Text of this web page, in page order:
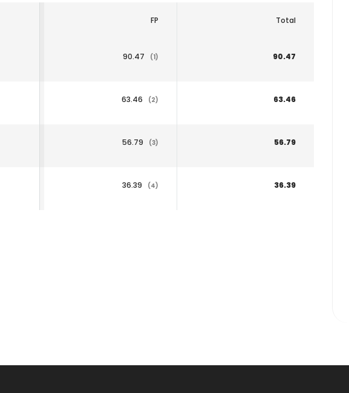
FP Total
90.47 (1) 90.47
63.46 (2) 63.46
56.79 (3) 56.79
36.39 (4) 36.39